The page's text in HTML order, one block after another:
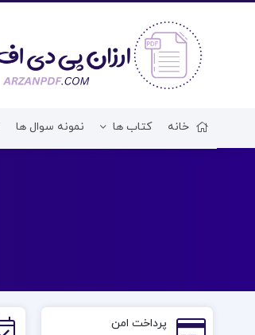
خانه کتاب ها نمونه سوال ها
پرداخت امن